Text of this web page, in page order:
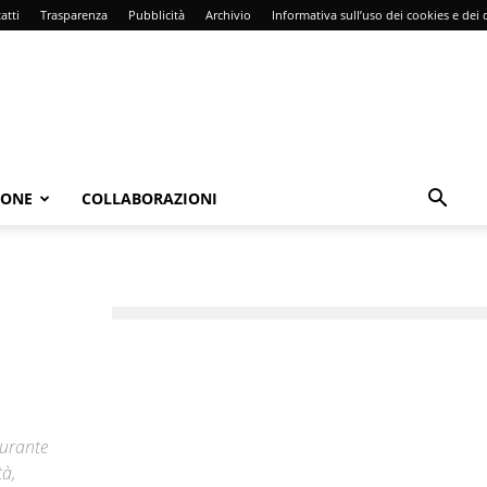
Trasparenza Pubblicità Archivio Informativa sull’uso dei cookies e dei
COLLABORAZIONI